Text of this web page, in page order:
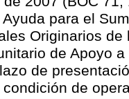
para el
Originarios
de Apoyo
de
de